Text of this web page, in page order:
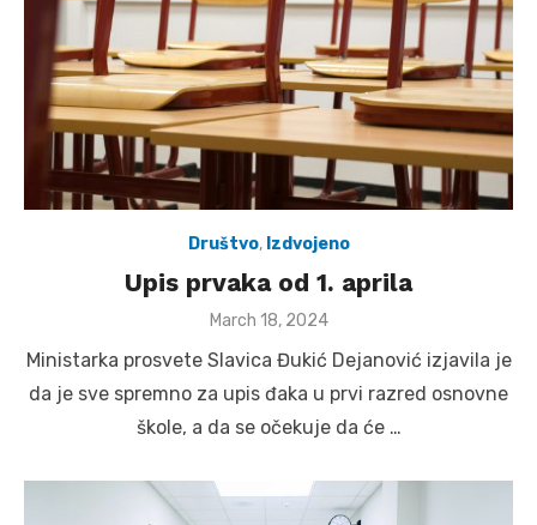
Društvo, Izdvojeno
Upis prvaka od 1. aprila
Posted
March 18, 2024
Ministarka prosvete Slavica Đukić Dejanović izjavila je
da je sve spremno za upis đaka u prvi razred osnovne
škole, a da se očekuje da će …